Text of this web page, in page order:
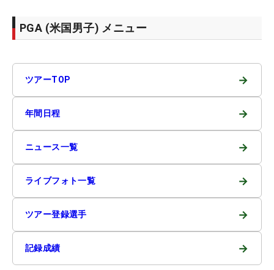
PGA (米国男子) メニュー
ツアーTOP →
年間日程 →
ニュース一覧 →
ライブフォト一覧 →
ツアー登録選手 →
記録成績 →